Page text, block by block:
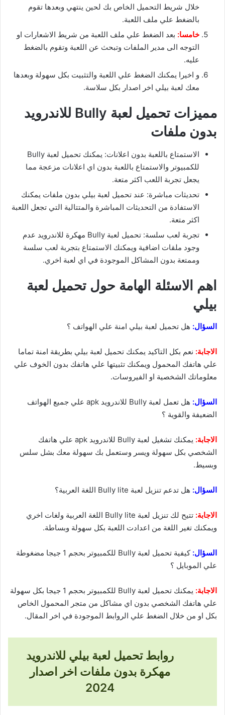
خلال شريط التحميل الخاص بك لحين ينتهي وبعدها تقوم
بالضغط علي ملف اللعبة.
خامسا: بعد الضغط علي ملف اللعبة من شريط الاشعارات او
التوجه الى مدير الملفات وتبحث عن اللعبة وتقوم بالضغط
عليه.
و اخيرا يمكنك الضغط علي اللعبة والتثبيت بكل سهولة وبعدها
معك لعبة بيلي اخر اصدار بكل سلاسة.
مميزات تحميل لعبة Bully للاندرويد
بدون ملفات
الاستمتاع باللعبة بدون اعلانات: يمكنك تحميل لعبة Bully
للكمبيوتر والاستمتاع باللعبة بدون اي اعلانات مزعجة مما
يجعل تجربة اللعب اكثر متعة.
تحديثات مباشرة: عند تحميل لعبة بيلي بدون ملفات يمكنك
الاستفادة من التحديثات المباشرة والمتتالية التي تجعل اللعبة
اكثر متعة.
تجربة لعب سلسة: تحميل لعبة Bully مهكرة للاندرويد عدم
وجود ملقات اضافية ويمكنك الاستمتاع بتجربة لعب سلسة
وممتعة بدون المشاكل الموجودة في اي لعبة اخري.
اهم الاسئلة الهامة حول تحميل لعبة
بيلي
السؤال: هل تحميل لعبة بيلي امنة علي الهواتف ؟
الاجابة: نعم بكل التاكيد يمكنك تحميل لعبة بيلي بطريقة امنة تماما
علي هاتفك المحمول ويمكنك تثبيتها علي هاتفك بدون الخوف علي
معلوماتك الشخصية او الفيروسات.
السؤال:
هل تعمل لعبة Bully للاندرويد apk علي جميع الهواتف
الضعيفة والقوية ؟
الاجابة:
يمكنك تشغيل لعبة Bully للاندرويد apk علي هاتفك
الشخصي بكل سهولة ويسر وستعمل بك سهولة معك بشل سلس
وبسيط.
السؤال: هل تدعم تنزيل لعبة Bully lite اللغة العربية؟
الاجابة:
تتيح لك تنزيل لعبة Bully lite اللغة العربية ولغات اخري
ويمكنك تغير اللغة من اعدادت اللعبة بكل سهولة وبساطة.
السؤال:
كيفية تحميل لعبة Bully للكمبيوتر بحجم 1 جيجا مضغوطة
علي الموبايل ؟
الاجابة:
يمكنك تحميل لعبة Bully للكمبيوتر بحجم 1 جيجا بكل سهولة
علي هاتفك الشخصي بدون اي مشاكل من متجر المحمول الخاص
بكل او من خلال الضغط علي الروابط الموجودة في اخر المقال.
روابط تحميل لعبة بيلي للاندرويد
مهكرة بدون ملفات اخر اصدار
2024